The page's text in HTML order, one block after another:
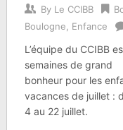
By Le CCIBB
Boulogne
Enfance
L’équipe du CCIBB
semaines de grand
bonheur pour les
vacances de juillet :
4 au 22 juillet.